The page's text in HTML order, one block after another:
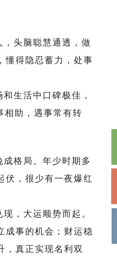
头脑聪慧通透，做
懂得隐忍蓄力，处事
生活中口碑极佳，
相助，遇事常有转
格局。年少时期多
伏，很少有一夜爆红
，大运顺势而起。
成事的机会；财运稳
，真正实现名利双